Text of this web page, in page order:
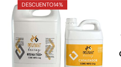
DESCUENTO14%